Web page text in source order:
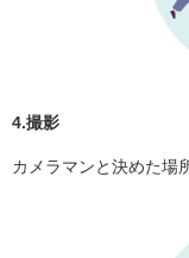
4.撮影
カメラマンと決めた場